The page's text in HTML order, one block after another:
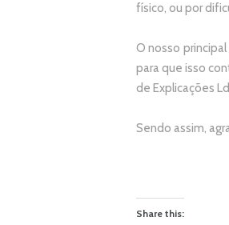
físico, ou por
O nosso
para que isso
de Explicações
Sendo assim,
Share this: